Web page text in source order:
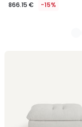
866.15 € -15%